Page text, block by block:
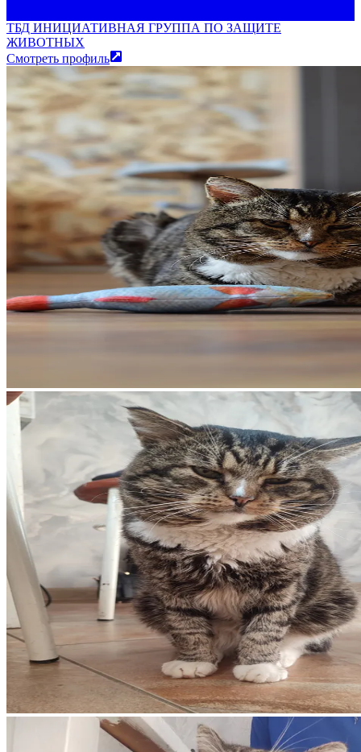
ТБД ИНИЦИАТИВНАЯ ГРУППА ПО ЗАЩИТЕ
ЖИВОТНЫХ
Смотреть профиль